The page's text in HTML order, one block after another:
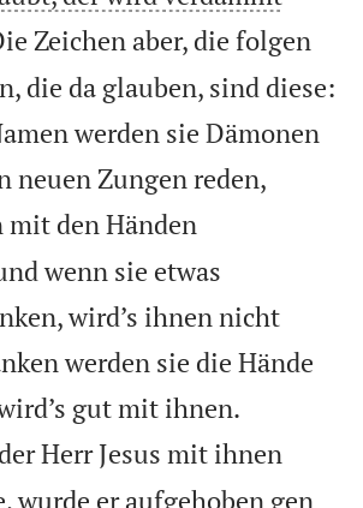
Zeichen aber, die folgen
die da glauben, sind diese:
werden sie Dämonen
neuen Zungen reden,
mit den Händen
wenn sie etwas
wird’s ihnen nicht
werden sie die Hände
gut mit ihnen.
Herr Jesus mit ihnen
wurde er aufgehoben gen